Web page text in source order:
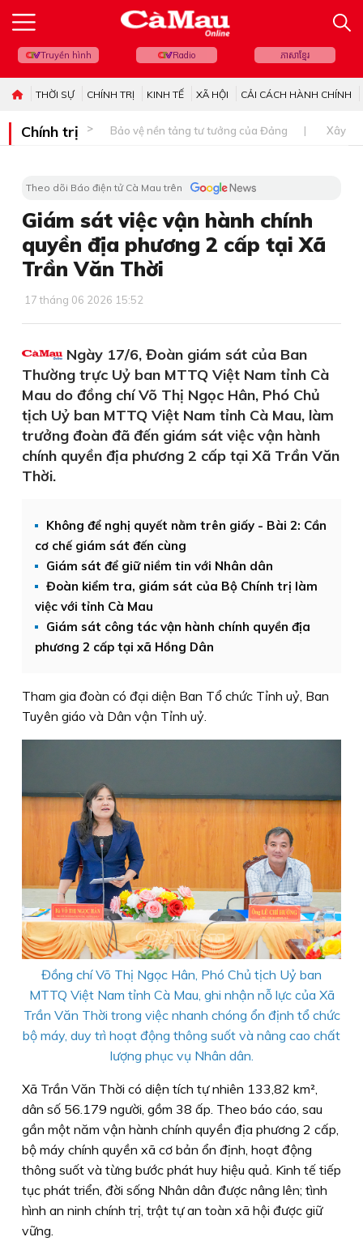
Truyền hình Radio ភាសាខ្មែរ
THỜI SỰ CHÍNH TRỊ KINH TẾ XÃ HỘI CẢI CÁCH HÀNH CHÍNH
Chính trị Bảo vệ nền tảng tư tưởng của Đảng Xây
Theo dõi Báo điện tử Cà Mau trên
Giám sát việc vận hành chính
quyền địa phương 2 cấp tại Xã
Trần Văn Thời
17 tháng 06 2026 15:52
Ngày 17/6, Đoàn giám sát của Ban
Thường trực Uỷ ban MTTQ Việt Nam tỉnh Cà
Mau do đồng chí Võ Thị Ngọc Hân, Phó Chủ
tịch Uỷ ban MTTQ Việt Nam tỉnh Cà Mau, làm
trưởng đoàn đã đến giám sát việc vận hành
chính quyền địa phương 2 cấp tại Xã Trần Văn
Thời.
Không để nghị quyết nằm trên giấy - Bài 2: Cần
cơ chế giám sát đến cùng
Giám sát để giữ niềm tin với Nhân dân
Đoàn kiểm tra, giám sát của Bộ Chính trị làm
việc với tỉnh Cà Mau
Giám sát công tác vận hành chính quyền địa
phương 2 cấp tại xã Hồng Dân
Tham gia đoàn có đại diện Ban Tổ chức Tỉnh uỷ, Ban
Tuyên giáo và Dân vận Tỉnh uỷ.
Đồng chí Võ Thị Ngọc Hân, Phó Chủ tịch Uỷ ban
MTTQ Việt Nam tỉnh Cà Mau, ghi nhận nỗ lực của Xã
Trần Văn Thời trong việc nhanh chóng ổn định tổ chức
bộ máy, duy trì hoạt động thông suốt và nâng cao chất
lượng phục vụ Nhân dân.
Xã Trần Văn Thời có diện tích tự nhiên 133,82 km²,
dân số 56.179 người, gồm 38 ấp. Theo báo cáo, sau
gần một năm vận hành chính quyền địa phương 2 cấp,
bộ máy chính quyền xã cơ bản ổn định, hoạt động
thông suốt và từng bước phát huy hiệu quả. Kinh tế tiếp
tục phát triển, đời sống Nhân dân được nâng lên; tình
hình an ninh chính trị, trật tự an toàn xã hội được giữ
vững.